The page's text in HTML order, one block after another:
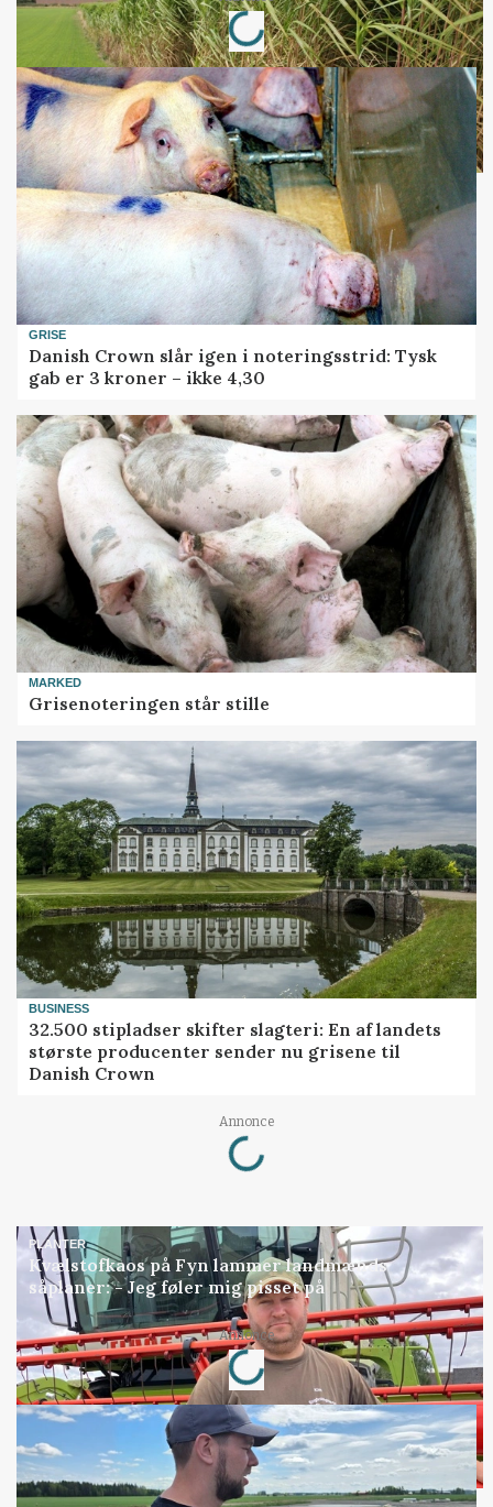
GRISE
Danish Crown slår igen i noteringsstrid: Tysk
gab er 3 kroner – ikke 4,30
MARKED
Grisenoteringen står stille
BUSINESS
32.500 stipladser skifter slagteri: En af landets
største producenter sender nu grisene til
Danish Crown
Annonce
Loading...
PLANTER
Kvælstofkaos på Fyn lammer landmænds
såplaner: - Jeg føler mig pisset på
Annonce
Loading...